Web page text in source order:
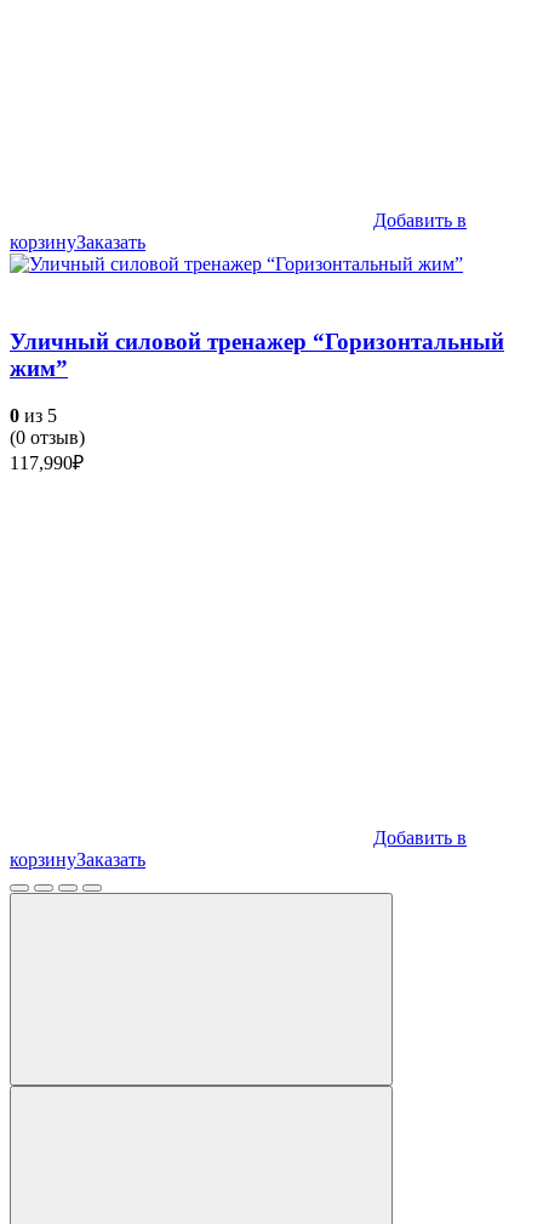
Добавить в
корзинуЗаказать
Уличный силовой тренажер “Горизонтальный
жим”
0 из 5
(0 отзыв)
117,990₽
Добавить в
корзинуЗаказать